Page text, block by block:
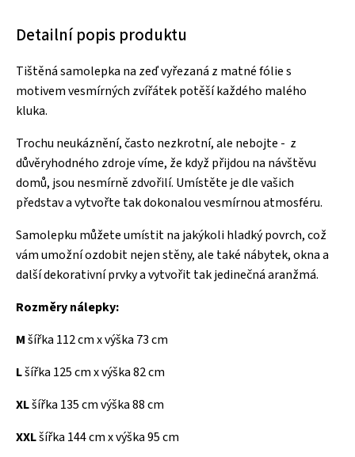
Detailní popis produktu
Tištěná samolepka na zeď vyřezaná z matné fólie s
motivem vesmírných zvířátek potěší každého malého
kluka.
Trochu neukáznění, často nezkrotní, ale nebojte - z
důvěryhodného zdroje víme, že když přijdou na návštěvu
domů, jsou nesmírně zdvořilí. Umístěte je dle vašich
představ a vytvořte tak dokonalou vesmírnou atmosféru.
Samolepku můžete umístit na jakýkoli hladký povrch, což
vám umožní ozdobit nejen stěny, ale také nábytek, okna a
další dekorativní prvky a vytvořit tak jedinečná aranžmá.
Rozměry nálepky:
Mšířka 112 cm x výška 73 cm
Lšířka 125 cm x výška 82 cm
XLšířka 135 cm výška 88 cm
XXLšířka 144 cm x výška 95 cm